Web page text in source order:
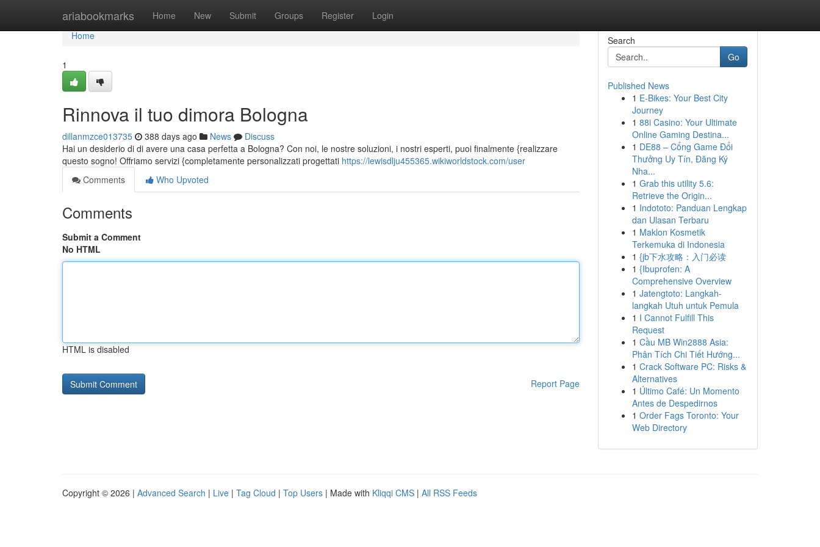
ariabookmarks Home New Submit Groups Register Login
Home
Home
1
Rinnova il tuo dimora Bologna
dillanmzce013735 388 days ago News
Discuss
Hai un desiderio di di avere una casa perfetta a Bologna? Con noi, le nostre soluzioni, i nostri esperti, puoi finalmente {realizzare
questo sogno! Offriamo servizi {completamente personalizzati progettati https://lewisdlju455365.wikiworldstock.com/user
Comments
Who Upvoted
Comments
Submit a Comment
No HTML
HTML is disabled
Report Page
Search
Go
Published News
1 E-Bikes: Your Best City
Journey
1 88i Casino: Your Ultimate
Online Gaming Destina...
1 DE88 – Cổng Game Đổi
Thưởng Uy Tín, Đăng Ký
Nha...
1 Grab this utility 5.6:
Retrieve the Origin...
1 Indototo: Panduan Lengkap
dan Ulasan Terbaru
1 Maklon Kosmetik
Terkemuka di Indonesia
1 {jb下水攻略：入门必读
1 {Ibuprofen: A
Comprehensive Overview
1 Jatengtoto: Langkah-
langkah Utuh untuk Pemula
1 I Cannot Fulfill This
Request
1 Cầu MB Win2888 Asia:
Phân Tích Chi Tiết Hướng...
1 Crack Software PC: Risks &
Alternatives
1 Último Café: Un Momento
Antes de Despedirnos
1 Order Fags Toronto: Your
Web Directory
Copyright © 2026 | Advanced Search | Live | Tag Cloud | Top Users | Made with Kliqqi CMS | All RSS Feeds